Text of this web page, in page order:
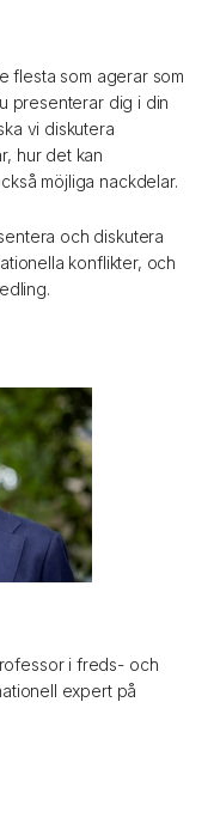
flesta som agerar som
presenterar dig i din
vi diskutera
hur det kan
möjliga nackdelar.
och diskutera
konflikter, och
i freds- och
expert på